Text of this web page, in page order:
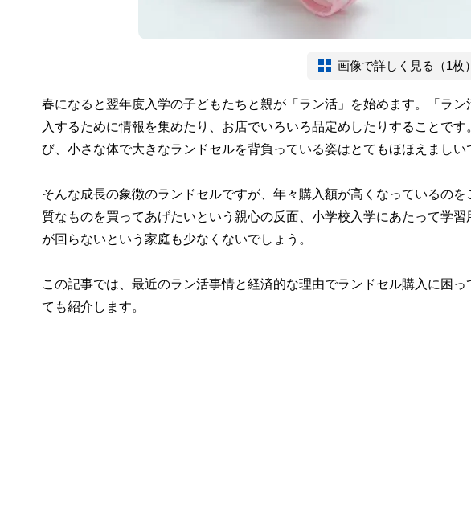
画像で詳しく見る（1枚）
春になると翌年度入学の子どもたちと親が「ラン活」を始めます。「ラ
入するために情報を集めたり、お店でいろいろ品定めしたりすることで
び、小さな体で大きなランドセルを背負っている姿はとてもほほえましい
そんな成長の象徴のランドセルですが、年々購入額が高くなっているの
質なものを買ってあげたいという親心の反面、小学校入学にあたって学
が回らないという家庭も少なくないでしょう。
この記事では、最近のラン活事情と経済的な理由でランドセル購入に困
ても紹介します。